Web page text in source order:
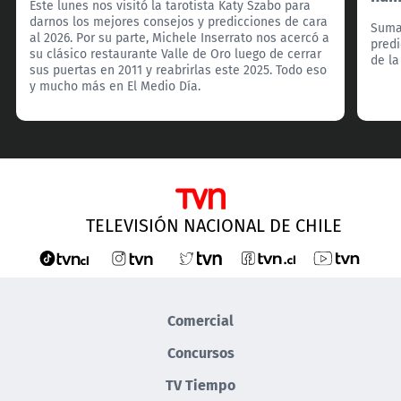
Este lunes nos visitó la tarotista Katy Szabo para
darnos los mejores consejos y predicciones de cara
al 2026. Por su parte, Michele Inserrato nos acercó a
su clásico restaurante Valle de Oro luego de cerrar
sus puertas en 2011 y reabrirlas este 2025. Todo eso
y mucho más en El Medio Día.
de
TELEVISIÓN NACIONAL DE CHILE
Comercial
Concursos
TV Tiempo